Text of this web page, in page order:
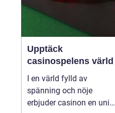
Upptäck
casinospelens värld
I en värld fylld av
spänning och nöje
erbjuder casinon en unik